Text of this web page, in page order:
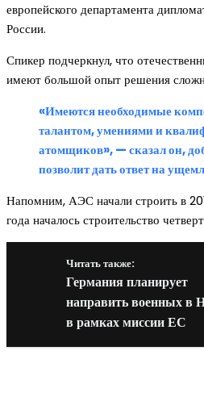
европейского департамента
России.
Спикер подчеркнул, что
имеют большой опыт решения
«Имеются необходимые
талантом, умениями и
атомщиков», — сказал он,
позволит дать ответ на
Напомним, АЭС начали строить в
года началось строительство
Читать также:
Германия планирует
направить военных в
в рамках миссии ЕС